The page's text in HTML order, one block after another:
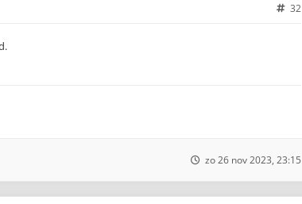
32
zo 26 nov 2023, 23:15